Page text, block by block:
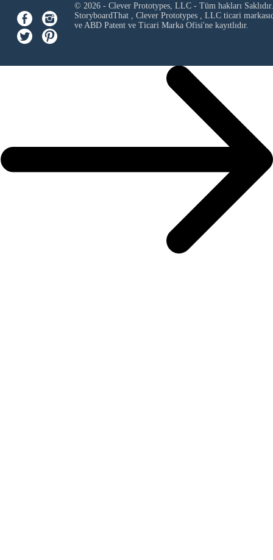
© 2026 - Clever Prototypes, LLC - Tüm hakları Saklıdır.
StoryboardThat , Clever Prototypes , LLCticari
ve ABD Patent ve Ticari Marka Ofisi'ne kayıtlıdır.